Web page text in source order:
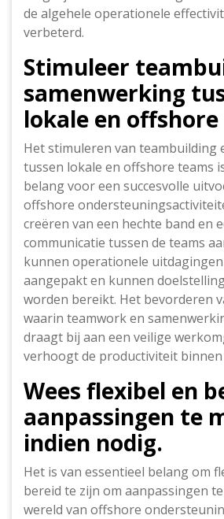
de algehele operationele
verbeterd.
Stimuleer
samenwerking
lokale en
Het stimuleren van teambuilding
tussen lokale en offshore teams
belang voor een succesvolle
offshore
creëren van een hechte band en
communicatie tussen de teams
kunnen operationele
aangepakt en kunnen
worden bereikt. Het bevorderen
waarin teamwork en
draagt bij aan een veilige
verhoogt de productiviteit
Wees flexibel en
aanpassingen te
indien nodig.
Het is van essentieel belang om
bereid te zijn om aanpassingen
wereld van offshore